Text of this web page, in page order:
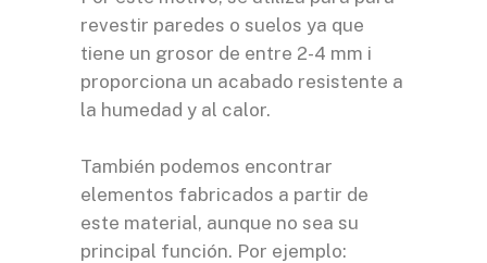
revestir paredes o suelos ya que
tiene un grosor de entre 2-4 mm i
proporciona un acabado resistente a
la humedad y al calor.
También podemos encontrar
elementos fabricados a partir de
este material, aunque no sea su
principal función. Por ejemplo: